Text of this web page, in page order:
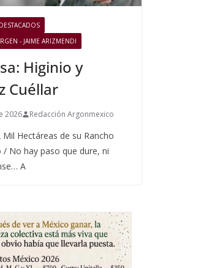
DESTACADOS
- JAIME ARIZMENDI
Higinio y
Cuéllar
2026 Redacción Argonmexico
Hectáreas de su Rancho
/ No hay paso que dure, ni
A